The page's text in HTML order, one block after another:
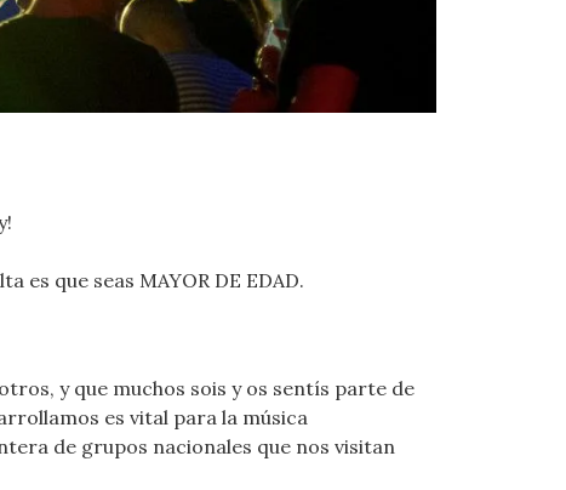
es que seas MAYOR DE EDAD.
y que muchos sois y os sentís parte de
es vital para la música
de grupos nacionales que nos visitan